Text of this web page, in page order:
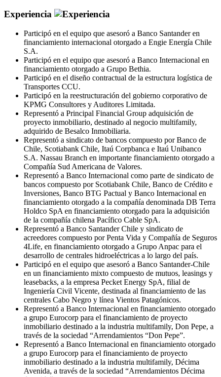
Experiencia
Participó en el equipo que asesoró a Banco Santander en
financiamiento internacional otorgado a Engie Energía Chile
S.A.
Participó en el equipo que asesoró a Banco Internacional en
financiamiento otorgado a Grupo Bethia.
Participó en el diseño contractual de la estructura logística de
Transportes CCU.
Participó en la reestructuración del gobierno corporativo de
KPMG Consultores y Auditores Limitada.
Representó a Principal Financial Group adquisición de
proyecto inmobiliario, destinado al negocio multifamily,
adquirido de Besalco Inmobiliaria.
Representó a sindicato de bancos compuesto por Banco de
Chile, Scotiabank Chile, Itaú Corpbanca e Itaú Unibanco
S.A. Nassau Branch en importante financiamiento otorgado a
Compañía Sud Americana de Valores.
Representó a Banco Internacional como parte de sindicato de
bancos compuesto por Scotiabank Chile, Banco de Crédito e
Inversiones, Banco BTG Pactual y Banco Internacional en
financiamiento otorgado a la compañía denominada DB Terra
Holdco SpA en financiamiento otorgado para la adquisición
de la compañía chilena Pacífico Cable SpA.
Representó a Banco Santander Chile y sindicato de
acreedores compuesto por Penta Vida y Compañía de Seguros
4Life, en financiamiento otorgado a Grupo Anpac para el
desarrollo de centrales hidroeléctricas a lo largo del país.
Participó en el equipo que asesoró a Banco Santander-Chile
en un financiamiento mixto compuesto de mutuos, leasings y
leasebacks, a la empresa Pecket Energy SpA, filial de
Ingeniería Civil Vicente, destinada al financiamiento de las
centrales Cabo Negro y línea Vientos Patagónicos.
Representó a Banco Internacional en financiamiento otorgado
a grupo Eurocorp para el financiamiento de proyecto
inmobiliario destinado a la industria multifamily, Don Pepe, a
través de la sociedad “Arrendamientos “Don Pepe”.
Representó a Banco Internacional en financiamiento otorgado
a grupo Eurocorp para el financiamiento de proyecto
inmobiliario destinado a la industria multifamily, Décima
Avenida, a través de la sociedad “Arrendamientos Décima